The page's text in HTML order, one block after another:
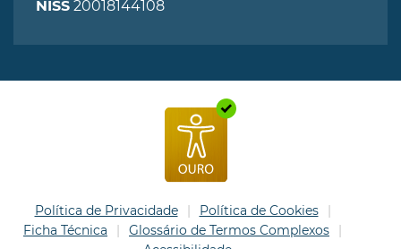
NISS 20018144108
Política de Privacidade
Política de Cookies
Ficha Técnica
Glossário de Termos Complexos